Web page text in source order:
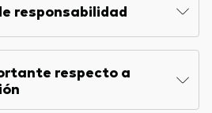
responsabilidad
respecto a